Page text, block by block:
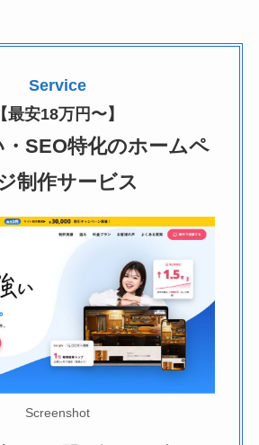
Service
【最安18万円〜】
SEO特化のホームペ
制作サービス
Screenshot